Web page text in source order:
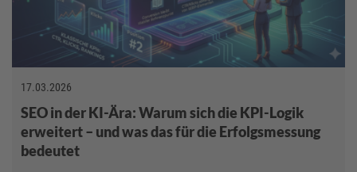
17.03.2026
SEO in der KI-Ära: Warum sich die KPI-Logik
erweitert – und was das für die Erfolgsmessung
bedeutet